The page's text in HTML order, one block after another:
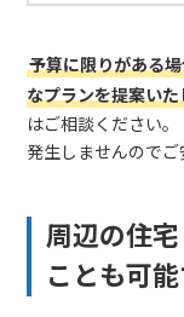
予算に限りがある
なプランを提案い
はご相談ください
発生しませんのでご
周辺の住
ことも可